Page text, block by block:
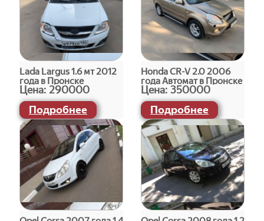
Lada Largus 1.6 мт 2012
года в Пронске
Цена: 290000
Подробнее
Honda СR-V 2.0 2006
года Автомат в Пронске
Цена: 350000
Подробнее